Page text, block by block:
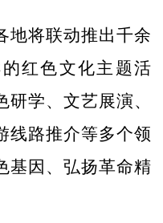
将联动推出千余
红色文化主题活
学、文艺展演、
线路推介等多个领
基因、弘扬革命精